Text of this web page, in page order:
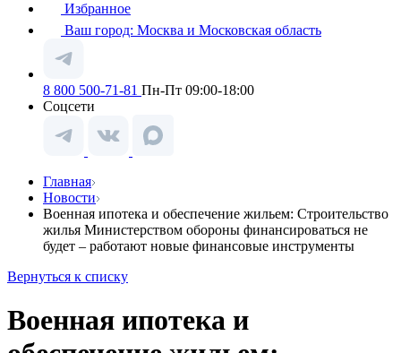
Избранное
Ваш город: Москва и Московская область
8 800 500-71-81 Пн-Пт 09:00-18:00
Соцсети
Главная
Новости
Военная ипотека и обеспечение жильем: Строительство
жилья Министерством обороны финансироваться не
будет – работают новые финансовые инструменты
Вернуться к списку
Военная ипотека и